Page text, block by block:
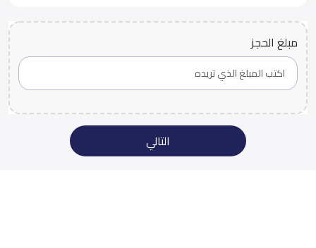
مبلغ الحجز
التالي